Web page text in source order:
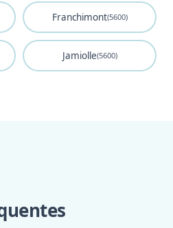
Franchimont(5600)
Jamiolle(5600)